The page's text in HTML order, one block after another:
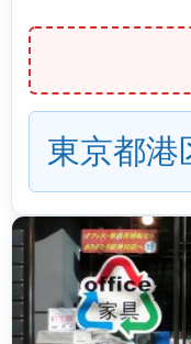
東京都港